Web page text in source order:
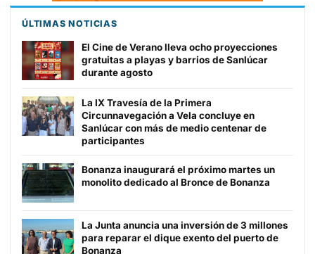
ÚLTIMAS NOTICIAS
El Cine de Verano lleva ocho proyecciones
gratuitas a playas y barrios de Sanlúcar
durante agosto
La IX Travesía de la Primera
Circunnavegación a Vela concluye en
Sanlúcar con más de medio centenar de
participantes
Bonanza inaugurará el próximo martes un
monolito dedicado al Bronce de Bonanza
La Junta anuncia una inversión de 3 millones
para reparar el dique exento del puerto de
Bonanza